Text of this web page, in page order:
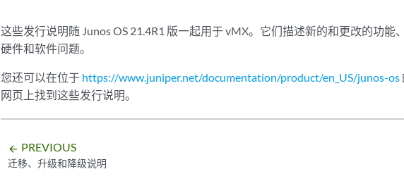
这些发行说明随 Junos OS 21.4R1 版一起用于 vMX。它们描述新的和更改的功能
硬件和软件问题。
您还可以在位于 https://www.juniper.net/documentation/product/en_US/junos-os
网页上找到这些发行说明。
arrow_backward PREVIOUS
迁移、升级和降级说明